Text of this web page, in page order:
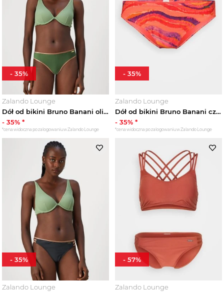
Zalando Lounge
Dół od bikini Bruno Banani oliwkowy
- 35% *
*cena widoczna po zalogowaniu w Zalando Lounge
- 35%
Zalando Lounge
Dół od bikini Bruno Banani czerwony
- 35% *
*cena widoczna po zalogowaniu w Zalando Lounge
- 35%
Zalando Lounge
- 35%
Zalando Lounge
- 57%